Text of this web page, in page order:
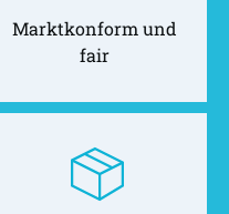
Marktkonform und
fair